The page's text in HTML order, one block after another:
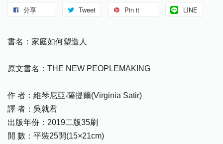
分享 Tweet Pin it LINE
書名：家庭如何塑造人
原文書名：THE NEW PEOPLEMAKING
作 者：維琴尼亞‧薩提爾(Virginia Satir)
譯 者：吳就君
出版年份：2019二版35刷
開 數：平裝25開(15×21cm)